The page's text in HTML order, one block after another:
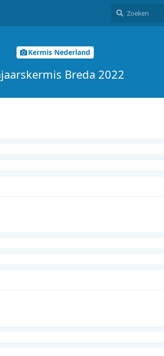
Kermis Nederland
Breda 2022